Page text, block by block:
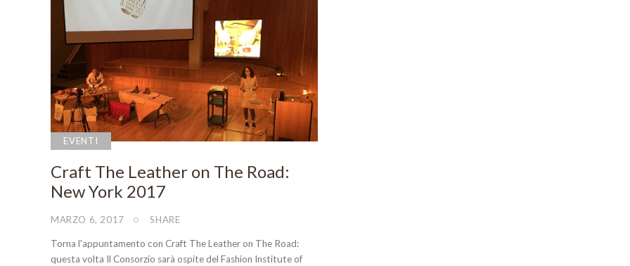
EVENTI
Craft The Leather on The Road:
New York 2017
MARZO 6, 2017 SHARE
Torna l'appuntamento con Craft The Leather on The Road:
questa volta Il Consorzio sarà ospite del Fashion Institute of